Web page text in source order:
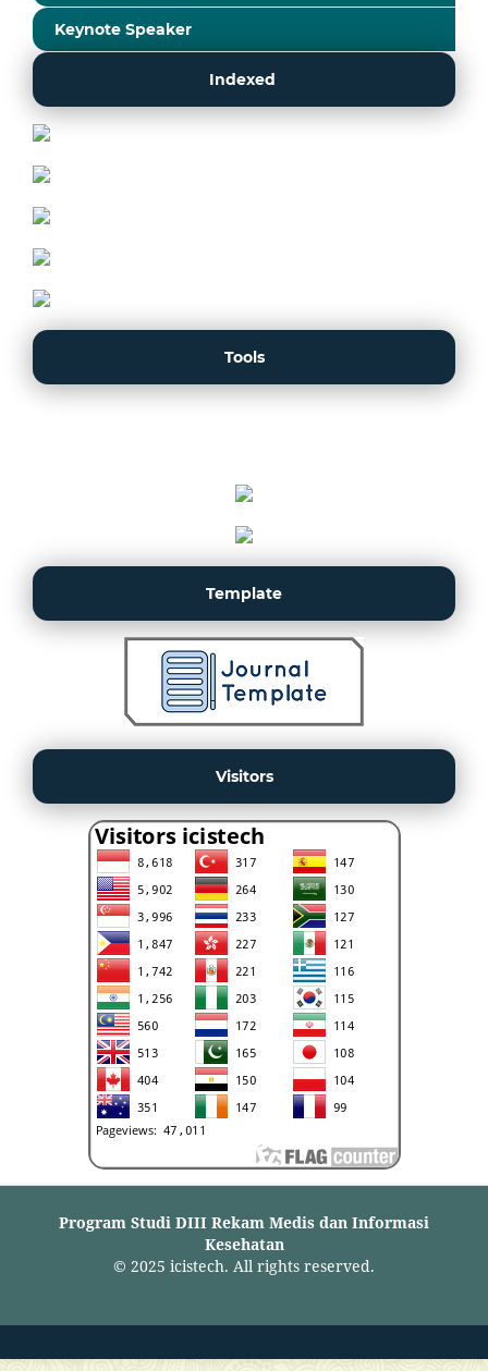
Keynote Speaker
Indexed
Tools
Template
Visitors
Program Studi DIII Rekam Medis dan Informasi
Kesehatan
© 2025 icistech. All rights reserved.